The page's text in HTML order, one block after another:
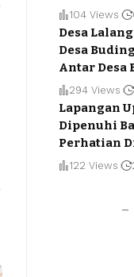
104 Views
Desa
Desa
Antar Desa
294 Views
Lapangan
Dipenuhi
Perhatian
122 Views
–